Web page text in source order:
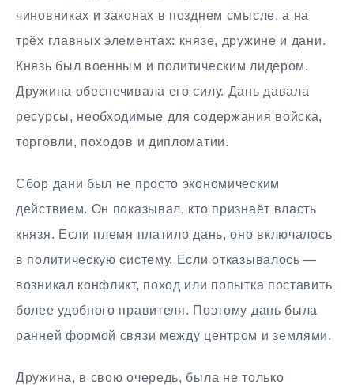
чиновниках и законах в позднем смысле, а на
трёх главных элементах: князе, дружине и дани.
Князь был военным и политическим лидером.
Дружина обеспечивала его силу. Дань давала
ресурсы, необходимые для содержания войска,
торговли, походов и дипломатии.
Сбор дани был не просто экономическим
действием. Он показывал, кто признаёт власть
князя. Если племя платило дань, оно включалось
в политическую систему. Если отказывалось —
возникал конфликт, поход или попытка поставить
более удобного правителя. Поэтому дань была
ранней формой связи между центром и землями.
Дружина, в свою очередь, была не только